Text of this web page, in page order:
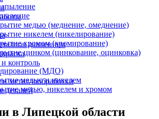
медью (меднение, омеднение)
никелем (никелирование)
хромом (хромирование)
цинком (цинкование, оцинковка)
(МДО)
медью и никелем
медью, никелем и хромом
давлением
контроль
металлообработки
деталей
в Липецкой области